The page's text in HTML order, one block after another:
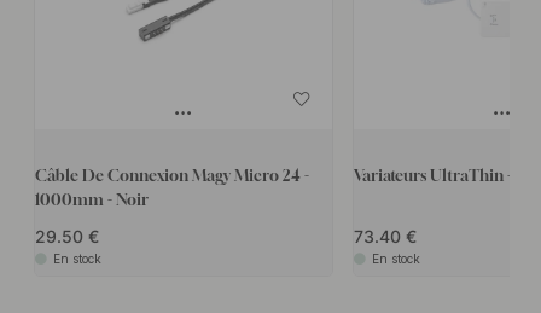
Câble De Connexion Magy Micro 24 -
1000mm - Noir
29.50
En stock
Variateurs UltraThin -
73.40
En stock